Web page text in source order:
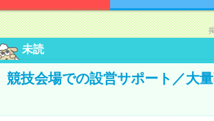
未読
技会場での設営サポート／大